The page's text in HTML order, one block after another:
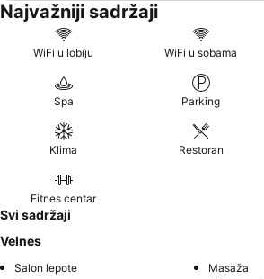
Najvažniji sadržaji
WiFi u lobiju WiFi u sobama
Spa Parking
Klima Restoran
Fitnes centar
Svi sadržaji
Velnes
Salon lepote
Masaža